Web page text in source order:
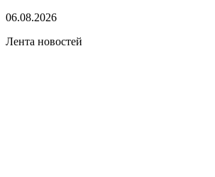
06.08.2026
Лента новостей